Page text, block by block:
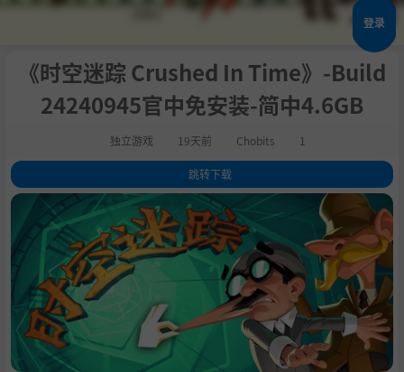
登录
《时空迷踪 Crushed In Time》-Build
24240945官中免安装-简中4.6GB
独立游戏 19天前 Chobits 1
跳转下载
1.关于此游戏
系统需求
支持作者
学习